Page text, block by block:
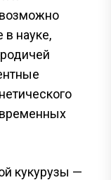
в науке,
кукурузы —